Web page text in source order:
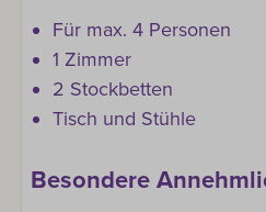
Für max. 4 Personen
1 Zimmer
2 Stockbetten
Tisch und Stühle
Besondere